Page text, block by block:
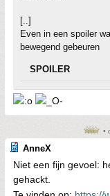
[..]
Even in een spoiler
bewegend gebeuren
SPOILER
•
AnneX
Niet een fijn gevoel:
gehackt.